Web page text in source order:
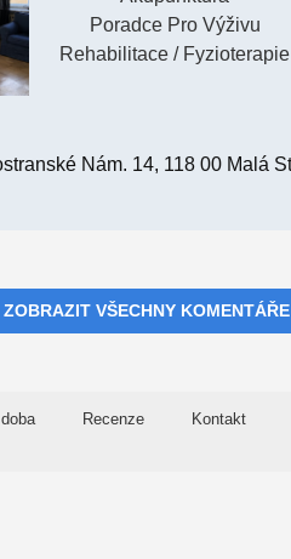
Poradce Pro Výživu
Rehabilitace / Fyzioterapie
Nám. 14, 118 00 Malá
ZOBRAZIT VŠECHNY KOMENTÁŘE
Recenze Kontakt